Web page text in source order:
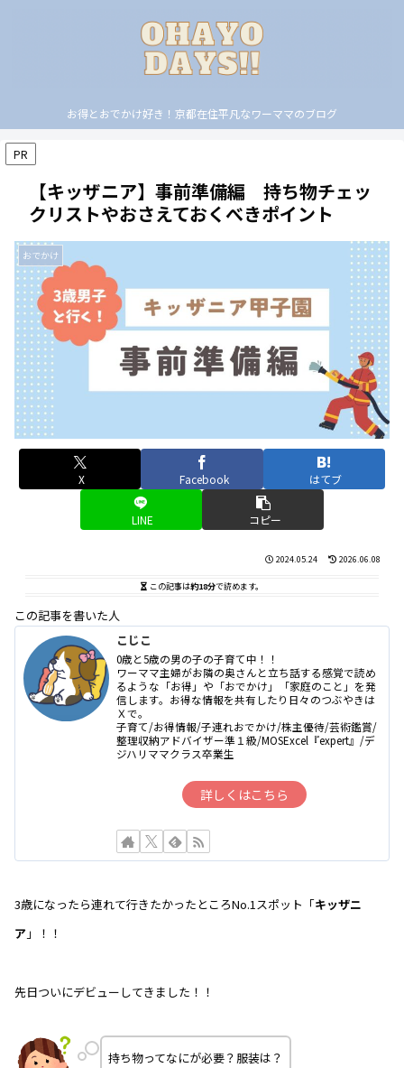
お得とおでかけ好き！京都在住平凡なワーママのブログ
PR
【キッザニア】事前準備編 持ち物チェッ
クリストやおさえておくべきポイント
おでかけ
X Facebook はてブ
LINE コピー
2024.05.24 2026.06.08
この記事は約18分で読めます。
この記事を書いた人
こじこ
0歳と5歳の男の子の子育て中！！
ワーママ主婦がお隣の奥さんと立ち話する感覚で読め
るような「お得」や「おでかけ」「家庭のこと」を発
信します。お得な情報を共有したり日々のつぶやきは
Ｘで。
子育て/お得情報/子連れおでかけ/株主優待/芸術鑑賞/
整理収納アドバイザー準１級/MOSExcel『expert』/デ
ジハリママクラス卒業生
詳しくはこちら
3歳になったら連れて行きたかったところNo.1スポット「キッザニ
ア 」！！
先日ついにデビューしてきました！！
持ち物ってなにが必要？服装は？